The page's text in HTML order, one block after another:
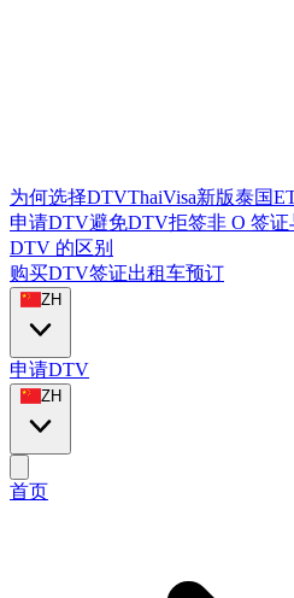
为何选择DTVThaiVisa新版泰国
申请DTV避免DTV拒签非 O 签证
DTV 的区别
购买DTV签证出租车预订
ZH
申请DTV
ZH
首页